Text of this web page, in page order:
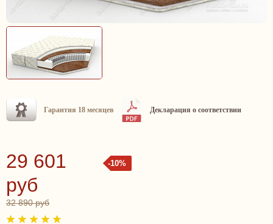
Гарантия 18 месяцев Декларация о соответствии
-10%
29 601
руб
32 890 руб